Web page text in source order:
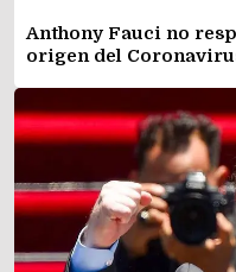
Anthony Fauci no
origen del